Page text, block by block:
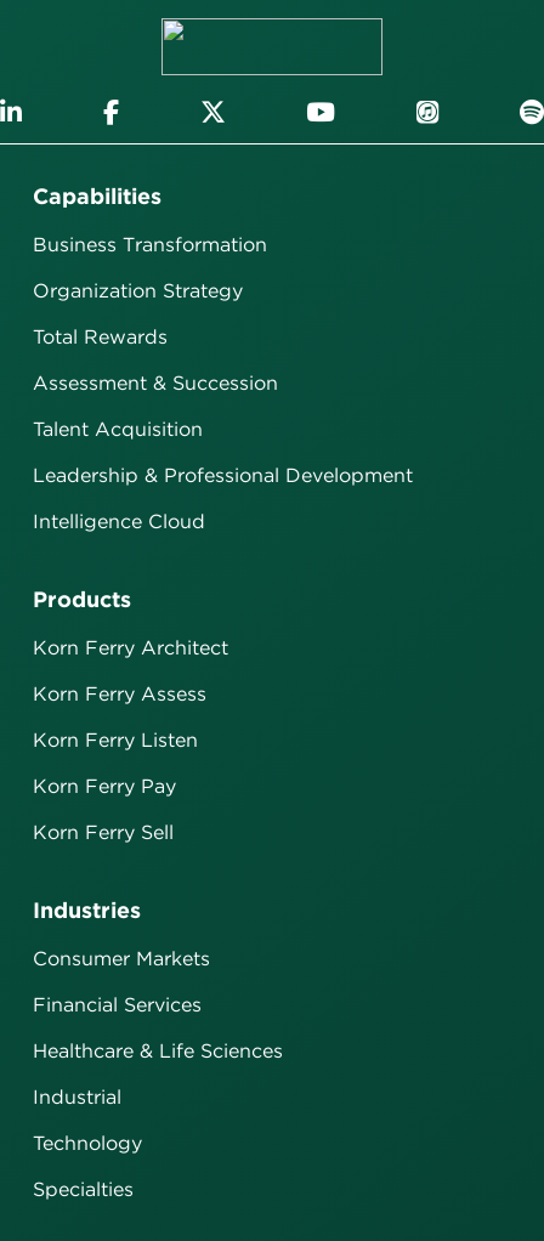
Capabilities
Business Transformation
Organization Strategy
Total Rewards
Assessment & Succession
Talent Acquisition
Leadership & Professional Development
Intelligence Cloud
Industries
Consumer Markets
Financial Services
Healthcare & Life Sciences
Industrial
Technology
Specialties
Products
Korn Ferry Architect
Korn Ferry Assess
Korn Ferry Listen
Korn Ferry Pay
Korn Ferry Sell